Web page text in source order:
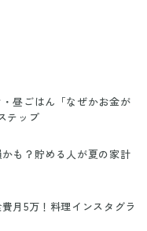
昼ごはん「なぜかお金が
テップ
も？貯める人が夏の家計
月5万！料理インスタグラ